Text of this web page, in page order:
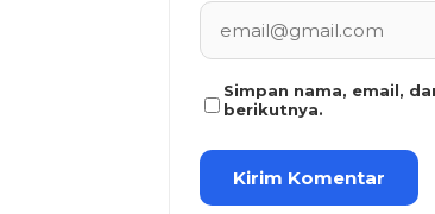
Simpan nama, email,
berikutnya.